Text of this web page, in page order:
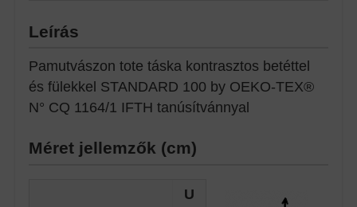
Leírás
Pamutvászon tote táska kontrasztos betéttel
és fülekkel STANDARD 100 by OEKO-TEX®
N° CQ 1164/1 IFTH tanúsítvánnyal
Méret jellemzők (cm)
U